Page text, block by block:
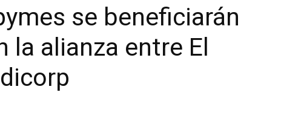
se beneficiarán
la alianza entre El